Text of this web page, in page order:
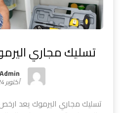
تسليك مجاري اليرموك
Admin
أكتوبر 24, 2024
تسليك مجاري اليرموك يعد